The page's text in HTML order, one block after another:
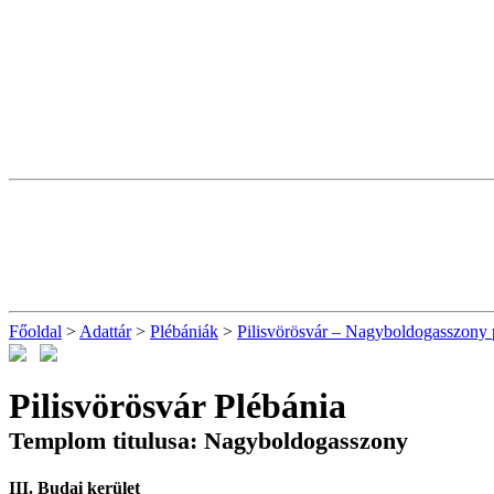
Főoldal > Adattár> Plébániák > Pilisvörösvár – Nagyboldogasszony
Pilisvörösvár Plébánia
Templom titulusa: Nagyboldogasszony
III. Budai kerület